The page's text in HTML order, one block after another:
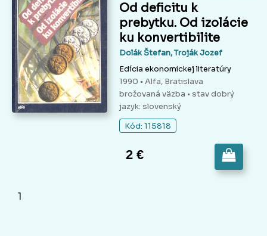
Od deficitu k
prebytku. Od izolácie
ku konvertibilite
Dolák Štefan, Troják Jozef
Edícia ekonomickej literatúry
1990 • Alfa, Bratislava
brožovaná väzba • stav dobrý
jazyk: slovenský
Kód: 115818
2 €
1